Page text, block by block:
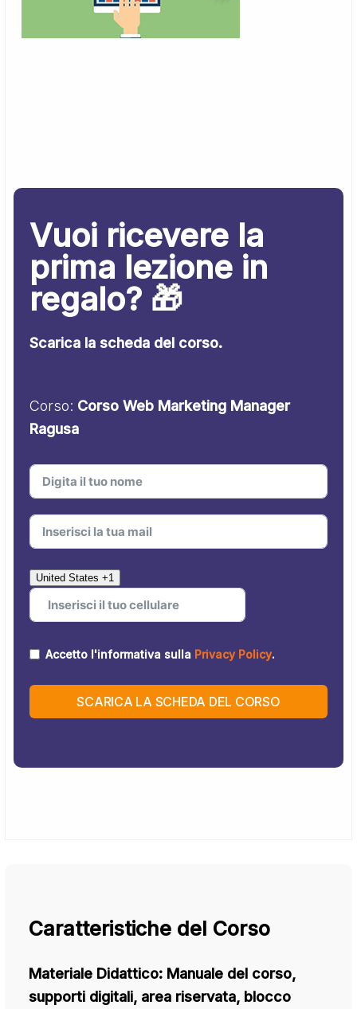
Vuoi ricevere la
prima lezione in
regalo? 🎁
Scarica la scheda del corso.
Corso: Corso Web Marketing Manager
Ragusa
United States +1
Accetto l'informativa sulla Privacy Policy.
SCARICA LA SCHEDA DEL CORSO
Caratteristiche del Corso
Materiale Didattico: Manuale del corso,
supporti digitali, area riservata, blocco